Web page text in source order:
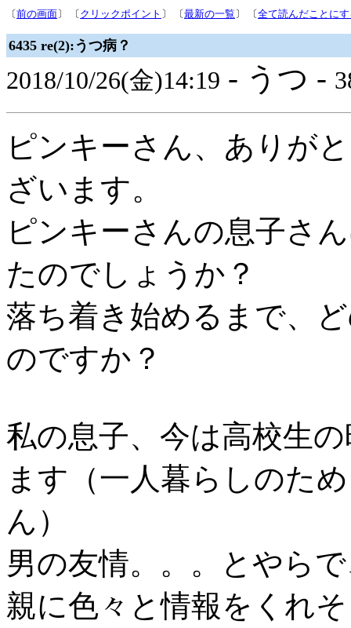
〔前の画面〕 〔 クリックポイント 〕 〔最新の一覧 〕 〔全て読んだことに
6435 re(2):うつ病？
2018/10/26(金)14:19 - うつ -
ピンキーさん、ありが
ざいます。
ピンキーさんの息子さ
たのでしょうか？
落ち着き始めるまで、
のですか？
私の息子、今は高校生
ます（一人暮らしのた
ん）
男の友情。。。とやら
親に色々と情報をくれ